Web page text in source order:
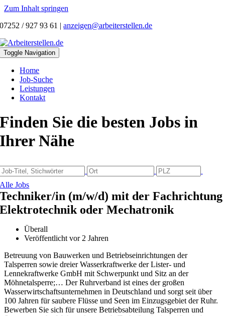
Zum Inhalt springen
07252 / 927 93 61 |anzeigen@arbeiterstellen.de
Toggle Navigation
Home
Job-Suche
Leistungen
Kontakt
Finden Sie die besten Jobs in
Ihrer Nähe
Alle Jobs
Techniker/in (m/w/d) mit der Fachrichtung
Elektrotechnik oder Mechatronik
Überall
Veröffentlicht vor 2 Jahren
Betreuung von Bauwerken und Betriebseinrichtungen der
Talsperren sowie dreier Wasserkraftwerke der Lister- und
Lennekraftwerke GmbH mit Schwerpunkt und Sitz an der
Möhnetalsperre;… Der Ruhrverband ist eines der großen
Wasserwirtschaftsunternehmen in Deutschland und sorgt seit über
100 Jahren für saubere Flüsse und Seen im Einzugsgebiet der Ruhr.
Bewerben Sie sich für unsere Betriebsabteilung Talsperren und